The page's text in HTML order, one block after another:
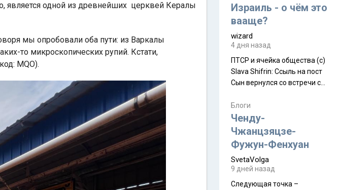
является одной из древнейших церквей Кералы
мы опробовали оба пути: из Варкалы
то микроскопических рупий. Кстати,
MQO).
Израиль - о чём это
вааще?
wizard
4 дня назад
ПТСР и ячейка общества (с)
Slava Shifrin: Ссыль на пост
Сын вернулся со встречи с
уже, как демобилизовались,
а продолжают встречаться
почти каждую неделю) и с
порога сообщил: "Эйтан
разводится!" Эйтан -
мальчик из религиозной
семьи, из тех, кого называют
"вязаные кипы". С 2022-го
Блоги
Ченду-
Чжанцзяцзе-
Фужун-Фенхуан
SvetaVolga
9 дней назад
Следующая точка –